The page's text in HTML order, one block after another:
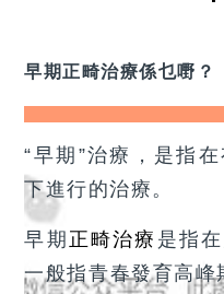
預約牙醫contact us
早期正畸治療係乜嘢？
“早期”治療，是指
下進行的治療。
早期 正畸治療 是指
一般指青春發育高